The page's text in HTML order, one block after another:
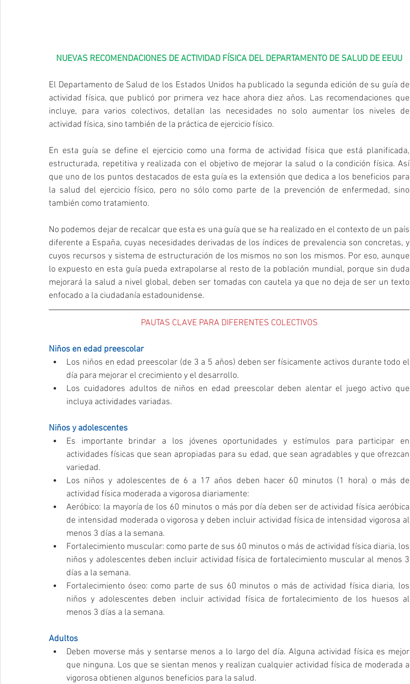
NUEVAS RECOMENDACIONES DE ACTIVIDAD FÍSICA DEL DEPARTAMENTO DE SALUD DE EEUU
El Departamento de Salud de los Estados Unidos ha publicado la segunda edición de su guía de
actividad física, que publicó por primera vez hace ahora diez años. Las recomendaciones que
incluye, para varios colectivos, detallan las necesidades no solo aumentar los niveles de
actividad física, sino también de la práctica de ejercicio físico.
En esta guía se define el ejercicio como una forma de actividad física que está planificada,
estructurada, repetitiva y realizada con el objetivo de mejorar la salud o la condición física. Así
que uno de los puntos destacados de esta guía es la extensión que dedica a los beneficios para
la salud del ejercicio físico, pero no sólo como parte de la prevención de enfermedad, sino
también como tratamiento.
No podemos dejar de recalcar que esta es una guía que se ha realizado en el contexto de un país
diferente a España, cuyas necesidades derivadas de los índices de prevalencia son concretas, y
cuyos recursos y sistema de estructuración de los mismos no son los mismos. Por eso, aunque
lo expuesto en esta guía pueda extrapolarse al resto de la población mundial, porque sin duda
mejorará la salud a nivel global, deben ser tomadas con cautela ya que no deja de ser un texto
enfocado a la ciudadanía estadounidense.
PAUTAS CLAVE PARA DIFERENTES COLECTIVOS
Niños en edad preescolar
Los niños en edad preescolar (de 3 a 5 años) deben ser físicamente activos durante todo el
día para mejorar el crecimiento y el desarrollo.
Los cuidadores adultos de niños en edad preescolar deben alentar el juego activo que
incluya actividades variadas.
Niños y adolescentes
Es importante brindar a los jóvenes oportunidades y estímulos para participar en
actividades físicas que sean apropiadas para su edad, que sean agradables y que ofrezcan
variedad.
Los niños y adolescentes de 6 a 17 años deben hacer 60 minutos (1 hora) o más de
actividad física moderada a vigorosa diariamente:
Aeróbico: la mayoría de los 60 minutos o más por día deben ser de actividad física aeróbica
de intensidad moderada o vigorosa y deben incluir actividad física de intensidad vigorosa al
menos 3 días a la semana.
Fortalecimiento muscular: como parte de sus 60 minutos o más de actividad física diaria, los
niños y adolescentes deben incluir actividad física de fortalecimiento muscular al menos 3
días a la semana.
Fortalecimiento óseo: como parte de sus 60 minutos o más de actividad física diaria, los
niños y adolescentes deben incluir actividad física de fortalecimiento de los huesos al
menos 3 días a la semana.
Adultos
Deben moverse más y sentarse menos a lo largo del día. Alguna actividad física es mejor
que ninguna. Los que se sientan menos y realizan cualquier actividad física de moderada a
vigorosa obtienen algunos beneficios para la salud.